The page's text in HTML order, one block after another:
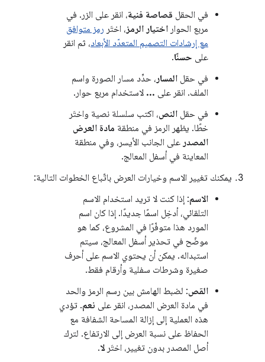
في الحقل قصاصة فنية، انقر على الزر. في
مربع الحوار اختيار الرمز، اختَر رمز متوافق
مع إرشادات التصميم المتعدّد الأبعاد، ثم انقر
على حسنًا.
في حقل المسار ، حدِّد مسار الصورة واسم
الملف. انقر على ... لاستخدام مربع حوار.
في حقل النص، اكتب سلسلة نصية واختَر
خطًا. يظهر الرمز في منطقة مادة العرض
المصدر على الجانب الأيسر، وفي منطقة
المعاينة في أسفل المعالج.
يمكنك تغيير الاسم وخيارات العرض باتّباع الخطوات التالية:
الاسم: إذا كنت لا تريد استخدام الاسم
التلقائي، أدخِل اسمًا جديدًا. إذا كان اسم
المورد هذا متوفّرًا في المشروع، كما هو
موضّح في تحذير أسفل المعالج، سيتم
استبداله. يمكن أن يحتوي الاسم على أحرف
صغيرة وشرطات سفلية وأرقام فقط.
القص: لضبط الهامش بين رسم الرمز والحد
في مادة العرض المصدر، انقر على نعم. تؤدي
هذه العملية إلى إزالة المساحة الشفافة مع
الحفاظ على نسبة العرض إلى الارتفاع. لترك
أصل المصدر بدون تغيير، اختَرلا.